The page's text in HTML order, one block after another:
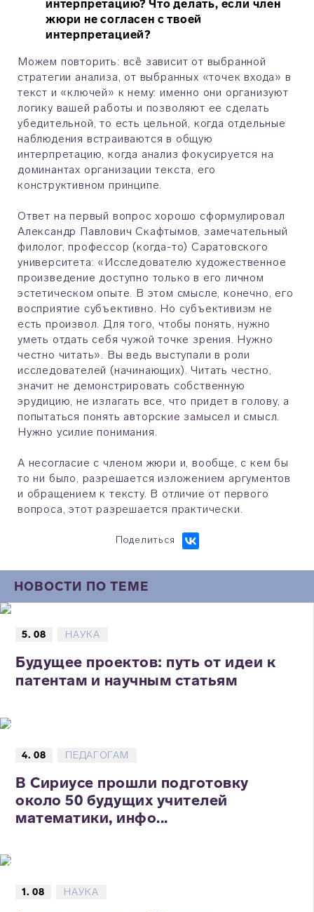
интерпретацию? Что делать, если член
жюри не согласен с твоей
интерпретацией?
Можем повторить: всё зависит от выбранной
стратегии анализа, от выбранных «точек входа» в
текст и «ключей» к нему: именно они организуют
логику вашей работы и позволяют ее сделать
убедительной, то есть цельной, когда отдельные
наблюдения встраиваются в общую
интерпретацию, когда анализ фокусируется на
доминантах организации текста, его
конструктивном принципе.
Ответ на первый вопрос хорошо сформулировал
Александр Павлович Скафтымов, замечательный
филолог, профессор (когда-то) Саратовского
университета: «Исследователю художественное
произведение доступно только в его личном
эстетическом опыте. В этом смысле, конечно, его
восприятие субъективно. Но субъективизм не
есть произвол. Для того, чтобы понять, нужно
уметь отдать себя чужой точке зрения. Нужно
честно читать». Вы ведь выступали в роли
исследователей (начинающих). Читать честно,
значит не демонстрировать собственную
эрудицию, не излагать все, что придет в голову, а
попытаться понять авторские замысел и смысл.
Нужно усилие понимания.
А несогласие с членом жюри и, вообще, с кем бы
то ни было, разрешается изложением аргументов
и обращением к тексту. В отличие от первого
вопроса, этот разрешается практически.
Поделиться
НОВОСТИ ПО ТЕМЕ
5. 08 НАУКА
Будущее проектов: путь от идеи к
патентам и научным статьям
4. 08 ПЕДАГОГАМ
В Сириусе прошли подготовку
около 50 будущих учителей
математики, инфо...
1. 08 НАУКА